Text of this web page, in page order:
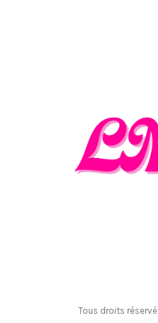
Tous droits